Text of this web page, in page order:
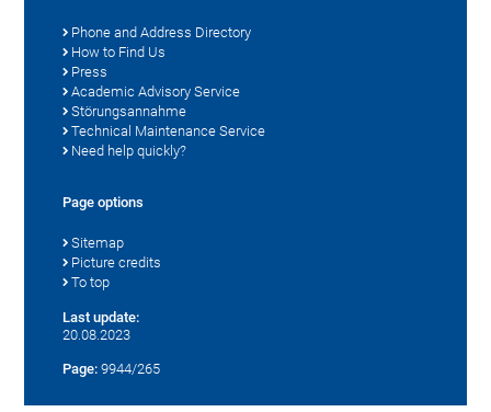
Phone and Address Directory
How to Find Us
Press
Academic Advisory Service
Störungsannahme
Technical Maintenance Service
Need help quickly?
Page options
Sitemap
Picture credits
To top
Last update:
20.08.2023
Page: 9944/265